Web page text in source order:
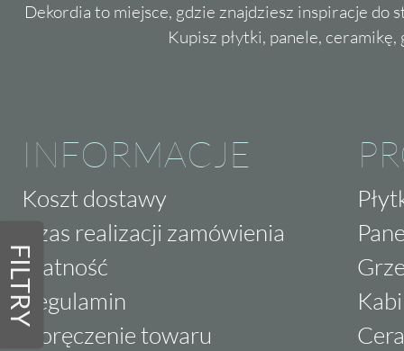
FILTRY
Dekordia to miejsce, gdzie znajdziesz inspiracje do
Kupisz płytki, panele,
INFORMACJE
Koszt dostawy
Czas realizacji zamówienia
Płatność
Regulamin
Doręczenie towaru